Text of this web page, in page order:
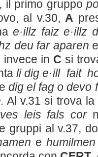
il primo gruppo
al v.30, A
e·illz faiz e·illz
deu far aparen
invece in C si
li dig e·ill fait
dig el fag o devo
Al v.31 si trova
leis fals cor
gruppi al v.37,
e